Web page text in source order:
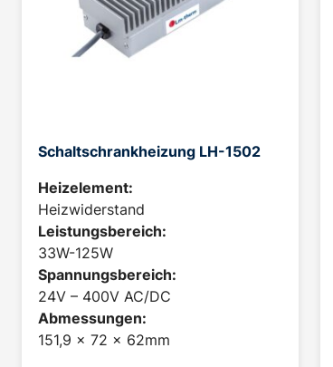
Schaltschrankheizung LH-1502
Heizelement:
Heizwiderstand
Leistungsbereich:
33W-125W
Spannungsbereich:
24V – 400V AC/DC
Abmessungen:
151,9 x 72 x 62mm